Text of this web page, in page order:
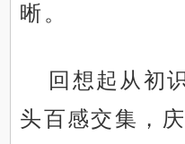
晰。
回想起从初
头百感交集，